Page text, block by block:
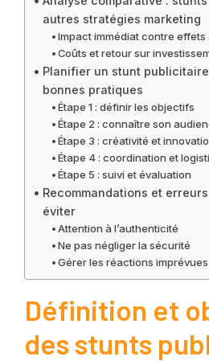
autres stratégies marketing
Impact immédiat contre effets
Coûts et retour sur
Planifier un stunt
bonnes pratiques
Étape 1 : définir les objectifs
Étape 2 : connaître son
Étape 3 : créativité et
Étape 4 : coordination et
Étape 5 : suivi et évaluation
Recommandations et
éviter
Attention à l’authenticité
Ne pas négliger la sécurité
Gérer les réactions imprévues
Définition et
des stunts